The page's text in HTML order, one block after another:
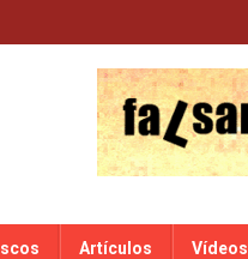
Artículos Vídeos